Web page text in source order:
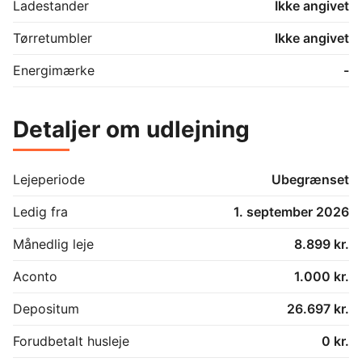
Ladestander
Ikke angivet
Tørretumbler
Ikke angivet
Energimærke
-
Detaljer om udlejning
Lejeperiode
Ubegrænset
Ledig fra
1. september 2026
Månedlig leje
8.899 kr.
Aconto
1.000 kr.
Depositum
26.697 kr.
Forudbetalt husleje
0 kr.